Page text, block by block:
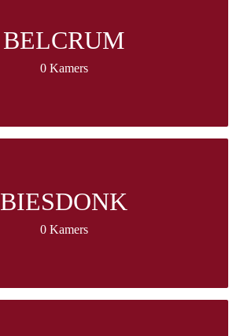
BELCRUM
0 Kamers
BIESDONK
0 Kamers